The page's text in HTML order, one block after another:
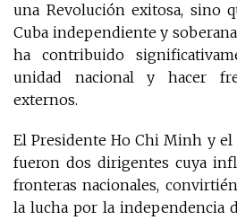
una Revolución exitosa, sino
Cuba independiente y
ha contribuido
unidad nacional y hacer
externos.
El Presidente Ho Chi Minh y el
fueron dos dirigentes cuya
fronteras nacionales,
la lucha por la independencia